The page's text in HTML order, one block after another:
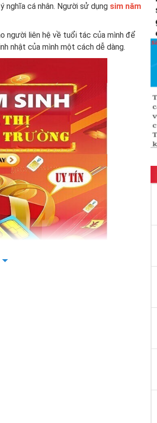
nghĩa cá nhân. Người sử dụng sim năm
người liên hệ về tuổi tác của mình để
nhật của mình một cách dễ dàng.